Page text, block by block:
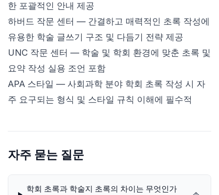
한 포괄적인 안내 제공
하버드 작문 센터 — 간결하고 매력적인 초록 작성에
유용한 학술 글쓰기 구조 및 다듬기 전략 제공
UNC 작문 센터 — 학술 및 학회 환경에 맞춘 초록 및
요약 작성 실용 조언 포함
APA 스타일 — 사회과학 분야 학회 초록 작성 시 자
주 요구되는 형식 및 스타일 규칙 이해에 필수적
자주 묻는 질문
학회 초록과 학술지 초록의 차이는 무엇인가